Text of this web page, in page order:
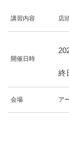
講習内容 店
開催日時
終
会場 ア